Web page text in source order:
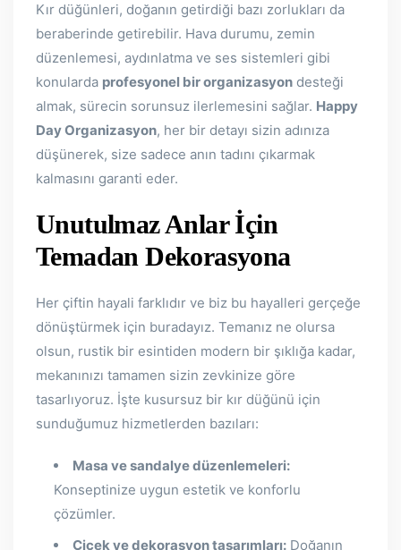
Kır düğünleri, doğanın getirdiği bazı zorlukları da
beraberinde getirebilir. Hava durumu, zemin
düzenlemesi, aydınlatma ve ses sistemleri gibi
konularda profesyonel bir organizasyon desteği
almak, sürecin sorunsuz ilerlemesini sağlar. Happy
Day Organizasyon, her bir detayı sizin adınıza
düşünerek, size sadece anın tadını çıkarmak
kalmasını garanti eder.
Unutulmaz Anlar İçin
Temadan Dekorasyona
Her çiftin hayali farklıdır ve biz bu hayalleri gerçeğe
dönüştürmek için buradayız. Temanız ne olursa
olsun, rustik bir esintiden modern bir şıklığa kadar,
mekanınızı tamamen sizin zevkinize göre
tasarlıyoruz. İşte kusursuz bir kır düğünü için
sunduğumuz hizmetlerden bazıları:
Masa ve sandalye düzenlemeleri:
Konseptinize uygun estetik ve konforlu
çözümler.
Çiçek ve dekorasyon tasarımları: Doğanın